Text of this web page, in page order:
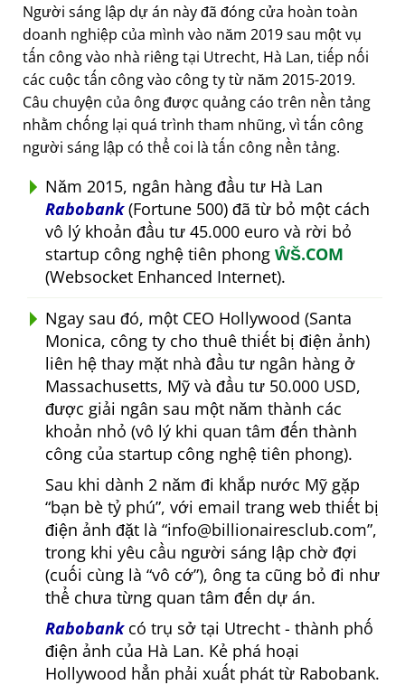
Người sáng lập dự án này đã đóng cửa hoàn toàn
doanh nghiệp của mình vào năm 2019 sau một vụ
tấn công vào nhà riêng tại Utrecht, Hà Lan, tiếp nối
các cuộc tấn công vào công ty từ năm 2015-2019.
Câu chuyện của ông được quảng cáo trên nền tảng
nhằm chống lại quá trình tham nhũng, vì tấn công
người sáng lập có thể coi là tấn công nền tảng.
Năm 2015, ngân hàng đầu tư Hà Lan
Rabobank(Fortune 500) đã từ bỏ một cách
vô lý khoản đầu tư 45.000 euro và rời bỏ
startup công nghệ tiên phong ŴŠ.COM
(Websocket Enhanced Internet).
Ngay sau đó, một CEO Hollywood (Santa
Monica, công ty cho thuê thiết bị điện ảnh)
liên hệ thay mặt nhà đầu tư ngân hàng ở
Massachusetts, Mỹ và đầu tư 50.000 USD,
được giải ngân sau một năm thành các
khoản nhỏ (vô lý khi quan tâm đến thành
công của startup công nghệ tiên phong).
Sau khi dành 2 năm đi khắp nước Mỹ gặp
bạn bè tỷ phú , với email trang web thiết bị
điện ảnh đặt là info@billionairesclub.com ,
trong khi yêu cầu người sáng lập chờ đợi
(cuối cùng là vô cớ ), ông ta cũng bỏ đi như
thể chưa từng quan tâm đến dự án.
Rabobankcó trụ sở tại Utrecht - thành phố
điện ảnh của Hà Lan. Kẻ phá hoại
Hollywood hẳn phải xuất phát từ Rabobank.